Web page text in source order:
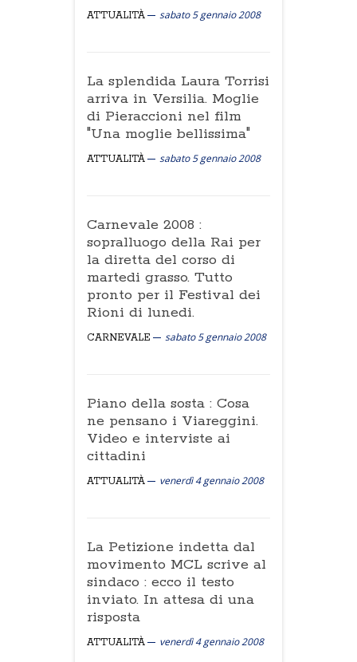
ATTUALITÀ sabato 5 gennaio 2008
La splendida Laura Torrisi
arriva in Versilia. Moglie
di Pieraccioni nel film
"Una moglie bellissima"
ATTUALITÀ sabato 5 gennaio 2008
Carnevale 2008 :
sopralluogo della Rai per
la diretta del corso di
martedi grasso. Tutto
pronto per il Festival dei
Rioni di lunedi.
CARNEVALE sabato 5 gennaio 2008
Piano della sosta : Cosa
ne pensano i Viareggini.
Video e interviste ai
cittadini
ATTUALITÀ venerdì 4 gennaio 2008
La Petizione indetta dal
movimento MCL scrive al
sindaco : ecco il testo
inviato. In attesa di una
risposta
ATTUALITÀ venerdì 4 gennaio 2008